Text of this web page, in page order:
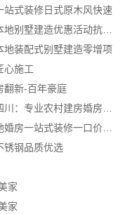
站式装修日式原木风快速
重庆御墅建筑材料有限公司本地别墅建造优惠活动抗震防风
装配式别墅建造零增项
心施工
翻新-百年豪庭
同城快装（湖北）科技：本地婚房一站式装修一口价工期保障
锈钢品质优选
家
家